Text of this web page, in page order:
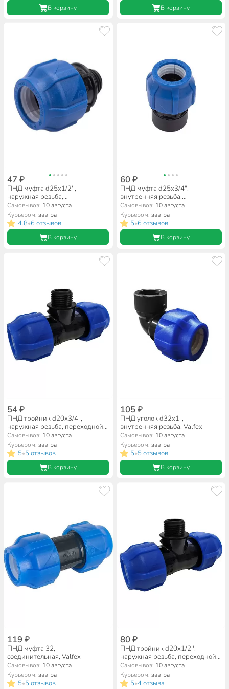
В корзину В корзину
47 ₽
ПНД муфта d25х1/2'',
наружная резьба,
соединительная, Valfex
Самовывоз: 10 августа
Курьером:завтра
4.8•6 отзывов
В корзину
60 ₽
ПНД муфта d25х3/4",
внутренняя резьба,
соединительная, Valfex
Самовывоз: 10 августа
Курьером: завтра
5•6 отзывов
В корзину
54 ₽
ПНД тройник d20х3/4",
наружная резьба, переходной,
Valfex
Самовывоз: 10 августа
Курьером:завтра
5•5 отзывов
В корзину
105 ₽
ПНД уголок d32х1",
внутренняя резьба, Valfex
Самовывоз: 10 августа
Курьером: завтра
5•5 отзывов
В корзину
119 ₽
ПНД муфта 32,
соединительная, Valfex
Самовывоз: 10 августа
Курьером:завтра
5•5 отзывов
80 ₽
ПНД тройник d20х1/2'',
наружная резьба, переходной,
Valfex
Самовывоз: 10 августа
Курьером: завтра
5•4 отзыва